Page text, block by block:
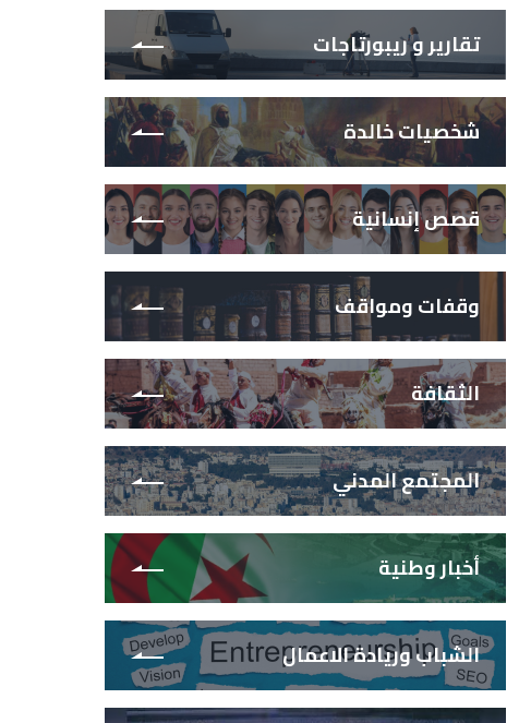
تقارير و ريبورتاجات
شخصيات خالدة
قصص إنسانية
وقفات ومواقف
الثقافة
المجتمع المدني
أخبار وطنية
الشباب وريادة الاعمال